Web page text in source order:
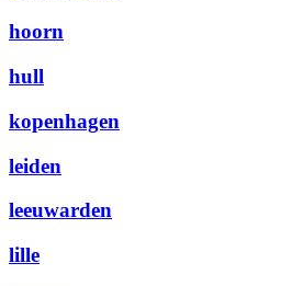
hoorn
hull
kopenhagen
leiden
leeuwarden
lille